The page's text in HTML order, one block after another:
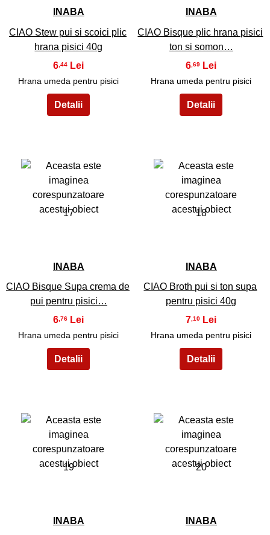
INABA
CIAO Stew pui si scoici plic
hrana pisici 40g
6 ,44
Hrana umeda pentru pisici
INABA
CIAO Bisque plic hrana pisici
ton si somon…
6 ,69
Hrana umeda pentru pisici
17
INABA
CIAO Bisque Supa crema de
pui pentru pisici…
6 ,76
Hrana umeda pentru pisici
18
INABA
CIAO Broth pui si ton supa
pentru pisici 40g
7 ,10
Hrana umeda pentru pisici
19
INABA
20
INABA